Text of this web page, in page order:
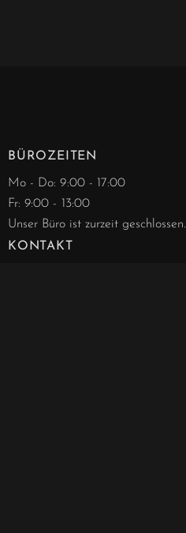
BÜROZEITEN
Mo - Do: 9:00 - 17:00
Fr: 9:00 - 13:00
Unser Büro ist zurzeit geschlossen.
KONTAKT